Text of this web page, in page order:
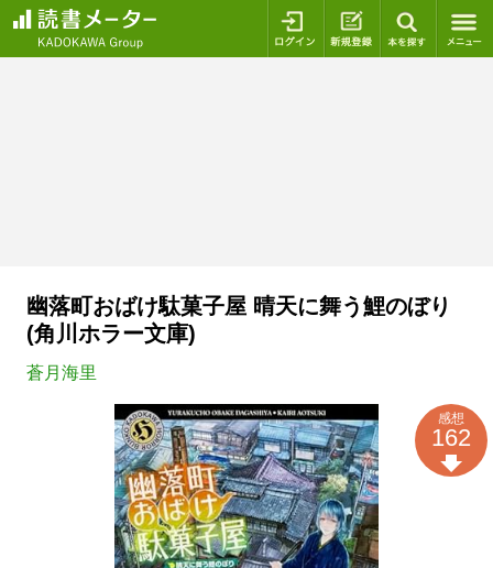
ログイン 新規登録
幽落町おばけ駄菓子屋 晴天に舞う鯉のぼり
(角川ホラー文庫)
蒼月海里
感想
162